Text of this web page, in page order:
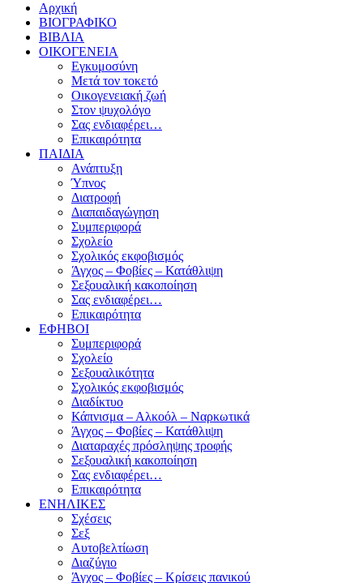
Αρχική
ΒΙΟΓΡΑΦΙΚΟ
ΒΙΒΛΙΑ
ΟΙΚΟΓΕΝΕΙΑ
Εγκυμοσύνη
Μετά τον τοκετό
Οικογενειακή ζωή
Στον ψυχολόγο
Σας ενδιαφέρει…
Επικαιρότητα
ΠΑΙΔΙΑ
Ανάπτυξη
Ύπνος
Διατροφή
Διαπαιδαγώγηση
Συμπεριφορά
Σχολείο
Σχολικός εκφοβισμός
Άγχος – Φοβίες – Κατάθλιψη
Σεξουαλική κακοποίηση
Σας ενδιαφέρει…
Επικαιρότητα
ΕΦΗΒΟΙ
Συμπεριφορά
Σχολείο
Σεξουαλικότητα
Σχολικός εκφοβισμός
Διαδίκτυο
Κάπνισμα – Αλκοόλ – Ναρκωτικά
Άγχος – Φοβίες – Κατάθλιψη
Διαταραχές πρόσληψης τροφής
Σεξουαλική κακοποίηση
Σας ενδιαφέρει…
Επικαιρότητα
ΕΝΗΛΙΚΕΣ
Σχέσεις
Σεξ
Αυτοβελτίωση
Διαζύγιο
Άγχος – Φοβίες – Κρίσεις πανικού